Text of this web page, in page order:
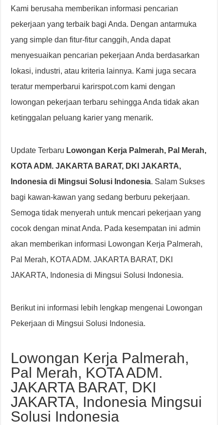
Kami berusaha memberikan informasi pencarian
pekerjaan yang terbaik bagi Anda. Dengan antarmuka
yang simple dan fitur-fitur canggih, Anda dapat
menyesuaikan pencarian pekerjaan Anda berdasarkan
lokasi, industri, atau kriteria lainnya. Kami juga secara
teratur memperbarui karirspot.com kami dengan
lowongan pekerjaan terbaru sehingga Anda tidak akan
ketinggalan peluang karier yang menarik.
Update Terbaru Lowongan Kerja Palmerah, Pal Merah,
KOTA ADM. JAKARTA BARAT, DKI JAKARTA,
Indonesia di Mingsui Solusi Indonesia. Salam Sukses
bagi kawan-kawan yang sedang berburu pekerjaan.
Semoga tidak menyerah untuk mencari pekerjaan yang
cocok dengan minat Anda. Pada kesempatan ini admin
akan memberikan informasi Lowongan Kerja Palmerah,
Pal Merah, KOTA ADM. JAKARTA BARAT, DKI
JAKARTA, Indonesia di Mingsui Solusi Indonesia.
Berikut ini informasi lebih lengkap mengenai Lowongan
Pekerjaan di Mingsui Solusi Indonesia.
Lowongan Kerja Palmerah,
Pal Merah, KOTA ADM.
JAKARTA BARAT, DKI
JAKARTA, Indonesia Mingsui
Solusi Indonesia